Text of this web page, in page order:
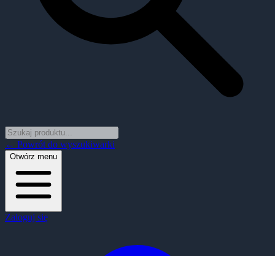
← Powrót do wyszukiwarki
Otwórz menu
Zaloguj się